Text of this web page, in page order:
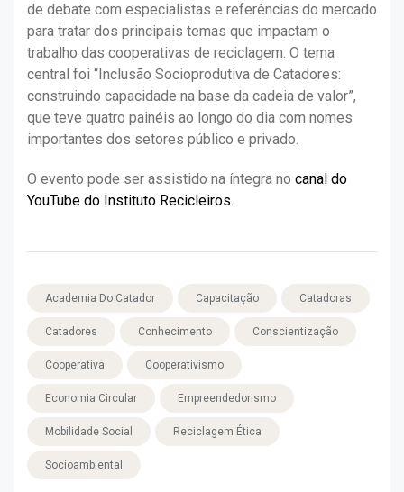
de debate com especialistas e referências do mercado
para tratar dos principais temas que impactam o
trabalho das cooperativas de reciclagem. O tema
central foi “Inclusão Socioprodutiva de Catadores:
construindo capacidade na base da cadeia de valor”,
que teve quatro painéis ao longo do dia com nomes
importantes dos setores público e privado.
O evento pode ser assistido na íntegra no canal do
YouTube do Instituto Recicleiros.
Academia Do Catador Capacitação Catadoras
Catadores Conhecimento Conscientização
Cooperativa Cooperativismo
Economia Circular Empreendedorismo
Mobilidade Social Reciclagem Ética
Socioambiental